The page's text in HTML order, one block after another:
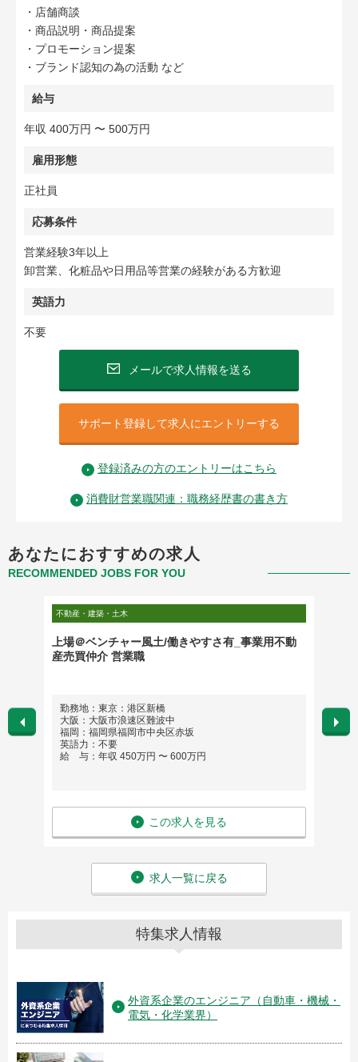
・店舗商談
・商品説明・商品提案
・プロモーション提案
・ブランド認知の為の活動 など
給与
年収 400万円 〜 500万円
雇用形態
正社員
応募条件
営業経験3年以上
卸営業、化粧品や日用品等営業の経験がある方歓迎
英語力
不要
メールで求人情報を送る
サポート登録して求人にエントリーする
登録済みの方のエントリーはこちら
消費財営業職関連：職務経歴書の書き方
あなたにおすすめの求人
RECOMMENDED JOBS FOR YOU
不動産・建築・土木
上場＠ベンチャー風土/働きやすさ有_事業用不動
産売買仲介 営業職
勤務地：東京：港​区​新​橋​
大阪：大阪市浪速区難波中
福岡：福岡県福岡市中央区赤坂
英語力：不要
給 与：年収 450万円 〜 600万円
この求人を見る
勤務
英語
給
求人一覧に戻る
特集求人情報
外資系企業のエンジニア（自動車・機械・
電気・化学業界）